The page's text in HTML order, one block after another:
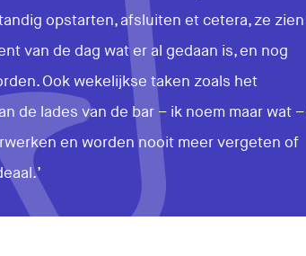
opstarten, afsluiten et cetera, ze
van de dag wat er al gedaan is, en nog
Ook wekelijkse taken zoals het
de lades van de bar – ik noem maar wat
en worden nooit meer vergeten of